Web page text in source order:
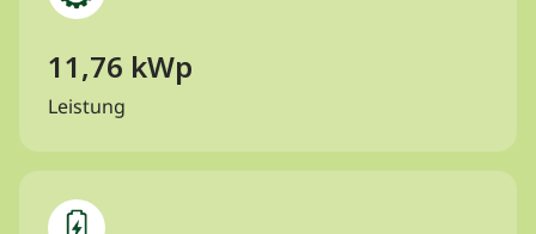
11,76 kWp
Leistung